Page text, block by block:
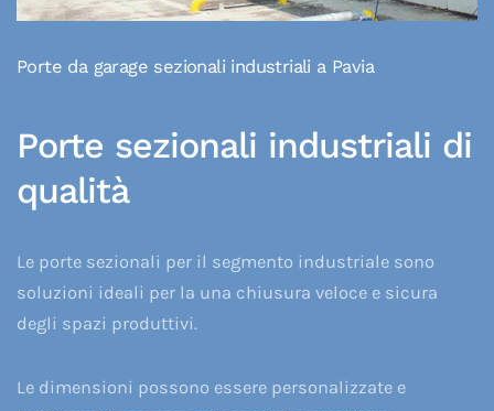
Porte da garage sezionali industriali a Pavia
Porte sezionali industriali di
qualità
Le porte sezionali per il segmento industriale sono
soluzioni ideali per la una chiusura veloce e sicura
degli spazi produttivi.
Le dimensioni possono essere personalizzate e